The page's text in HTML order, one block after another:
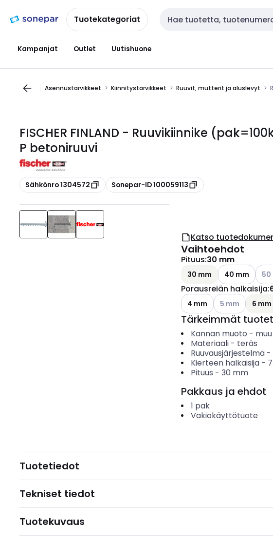
navigointiinsisältöönTuotekategoriat Haku
Kampanjat Outlet Uutishuone
Asennustarvikkeet Kiinnitystarvikkeet Ruuvit, mutterit ja aluslevyt
FISCHER FINLAND - Ruuvikiinnike
P betoniruuvi
Kopioi
Sähkönro 1304572 Kopioi
Sonepar-ID 100059113
Katso
Vaihtoehdot
Pituus:30 mm
30 mm 40 mm 50
Porausreiän halkaisija:
4 mm Katso
5 mm 6 mm
Tärkeimmät
Kannan muoto - muu
Materiaali- teräs
Ruuvausjärjestelmä-
Kierteen halkaisija-
Pituus - 30 mm
Pakkaus ja ehdot
1 pak
Vakiokäyttötuote
Tuotetiedot
Tekniset tiedot
Tuotekuvaus